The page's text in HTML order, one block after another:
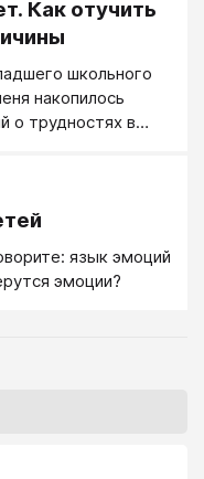
Как отучить
школьного
накопилось
о трудностях в
язык эмоций
эмоции?